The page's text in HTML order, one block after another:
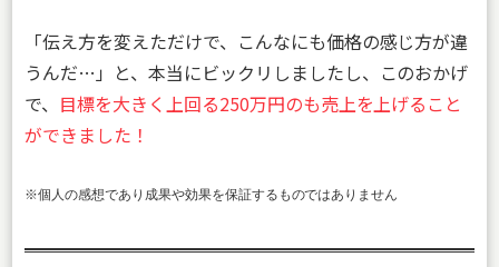
「伝え方を変えただけで、こんなにも価格の感じ方が違
うんだ…」と、本当にビックリしましたし、このおかげ
で、 目標を大きく上回る250万円のも売上を上げること
ができました！
※個人の感想であり成果や効果を保証するものではありません